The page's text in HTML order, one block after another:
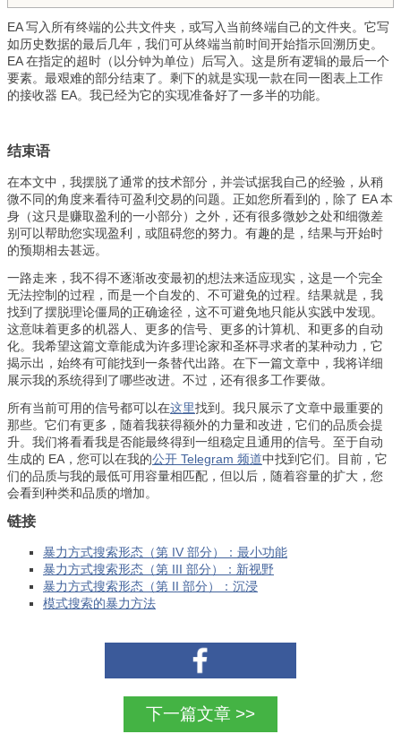
EA 写入所有终端的公共文件夹，或写入当前终端自己的文件夹。它写
如历史数据的最后几年，我们可从终端当前时间开始指示回溯历史。
EA 在指定的超时（以分钟为单位）后写入。这是所有逻辑的最后一个
要素。最艰难的部分结束了。剩下的就是实现一款在同一图表上工作
的接收器 EA。我已经为它的实现准备好了一多半的功能。
结束语
在本文中，我摆脱了通常的技术部分，并尝试据我自己的经验，从稍
微不同的角度来看待可盈利交易的问题。正如您所看到的，除了 EA 本
身（这只是赚取盈利的一小部分）之外，还有很多微妙之处和细微差
别可以帮助您实现盈利，或阻碍您的努力。有趣的是，结果与开始时
的预期相去甚远。
一路走来，我不得不逐渐改变最初的想法来适应现实，这是一个完全
无法控制的过程，而是一个自发的、不可避免的过程。结果就是，我
找到了摆脱理论僵局的正确途径，这不可避免地只能从实践中发现。
这意味着更多的机器人、更多的信号、更多的计算机、和更多的自动
化。我希望这篇文章能成为许多理论家和圣杯寻求者的某种动力，它
揭示出，始终有可能找到一条替代出路。在下一篇文章中，我将详细
展示我的系统得到了哪些改进。不过，还有很多工作要做。
所有当前可用的信号都可以在这里找到。我只展示了文章中最重要的
那些。它们有更多，随着我获得额外的力量和改进，它们的品质会提
升。我们将看看我是否能最终得到一组稳定且通用的信号。至于自动
生成的 EA，您可以在我的公开 Telegram 频道中找到它们。目前，它
们的品质与我的最低可用容量相匹配，但以后，随着容量的扩大，您
会看到种类和品质的增加。
链接
暴力方式搜索形态（第 IV 部分）：最小功能
暴力方式搜索形态（第 III 部分）：新视野
暴力方式搜索形态（第 II 部分）：沉浸
模式搜索的暴力方法
下一篇文章 >>